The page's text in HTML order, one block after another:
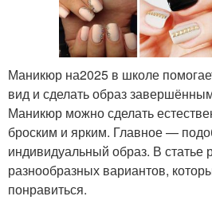
Маникюр на2025 в школе
вид и сделать образ
Маникюр можно сделать
броским и ярким. Главное —
индивидуальный образ. В статье
разнообразных вариантов,
понравиться.